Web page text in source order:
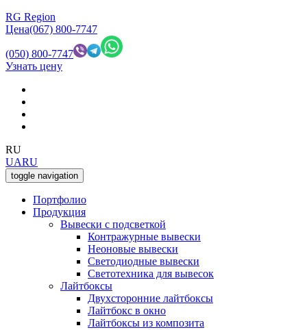
RG Region
Цена(067) 800-7747
(050) 800-7747
Узнать цену
RU
UARU
toggle navigation
Портфолио
Продукция
Вывески с подсветкой
Контражурные вывески
Неоновые вывески
Светодиодные вывески
Светотехника для вывесок
Лайтбоксы
Двухсторонние лайтбоксы
Лайтбокс в окно
Лайтбоксы из композита